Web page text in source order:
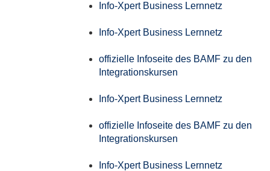
Info-Xpert Business Lernnetz
Info-Xpert Business Lernnetz
offizielle Infoseite des BAMF zu den
Integrationskursen
Info-Xpert Business Lernnetz
offizielle Infoseite des BAMF zu den
Integrationskursen
Info-Xpert Business Lernnetz